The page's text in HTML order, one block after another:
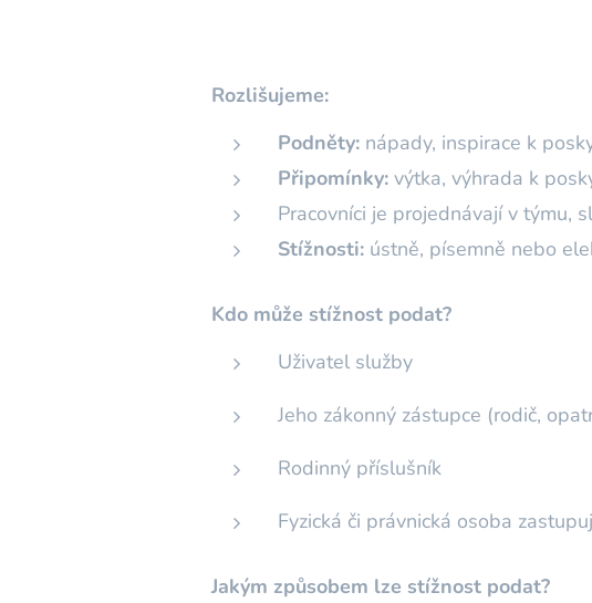
Rozlišujeme:
Podněty:nápady, inspirace k
Připomínky:výtka, výhrada k
Pracovníci je projednávají v týmu,
Stížnosti:ústně, písemně nebo
Kdo může stížnost podat?
Uživatel služby
Jeho zákonný zástupce (rodič,
Rodinný příslušník
Fyzická či právnická osoba
Jakým způsobem lze stížnost podat?